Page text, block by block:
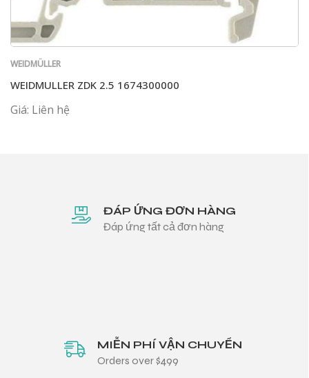
WEIDMÜLLER
WEIDMULLER ZDK 2.5 1674300000
Giá: Liên hệ
ĐÁP ỨNG ĐƠN HÀNG
Đáp ứng tất cả đơn hàng
MIỄN PHÍ VẬN CHUYỂN
Orders over $499